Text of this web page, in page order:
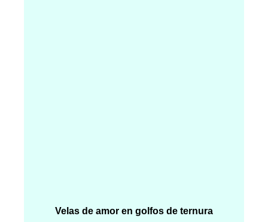
Velas de amor en golfos de ternura